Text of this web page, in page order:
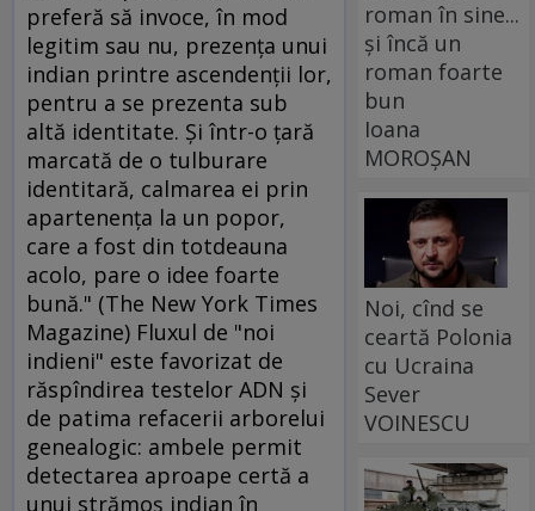
preferă să invoce, în mod
legitim sau nu, prezenţa unui
indian printre ascendenţii lor,
pentru a se prezenta sub
altă identitate. Şi într-o ţară
marcată de o tulburare
identitară, calmarea ei prin
apartenenţa la un popor,
care a fost din totdeauna
acolo, pare o idee foarte
bună." (The New York Times
Magazine) Fluxul de "noi
indieni" este favorizat de
răspîndirea testelor ADN şi
de patima refacerii arborelui
genealogic: ambele permit
detectarea aproape certă a
unui strămoş indian în
roman în sine...
și încă un
roman foarte
bun
Ioana
MOROȘAN
Noi, cînd se
ceartă Polonia
cu Ucraina
Sever
VOINESCU